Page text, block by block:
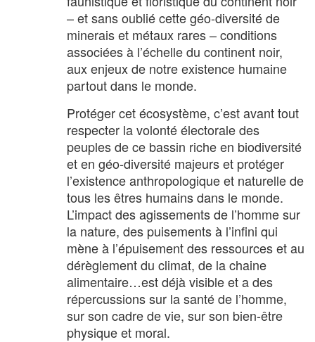
– et sans oublié cette géo-diversité de
minerais et métaux rares – conditions
associées à l’échelle du continent noir,
aux enjeux de notre existence humaine
partout dans le monde.
Protéger cet écosystème, c’est avant tout
respecter la volonté électorale des
peuples de ce bassin riche en biodiversité
et en géo-diversité majeurs et protéger
l’existence anthropologique et naturelle de
tous les êtres humains dans le monde.
L’impact des agissements de l’homme sur
la nature, des puisements à l’infini qui
mène à l’épuisement des ressources et au
dérèglement du climat, de la chaine
alimentaire…est déjà visible et a des
répercussions sur la santé de l’homme,
sur son cadre de vie, sur son bien-être
physique et moral.